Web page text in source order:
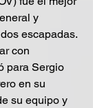
y
escapadas.
con
para Sergio
en su
su equipo y